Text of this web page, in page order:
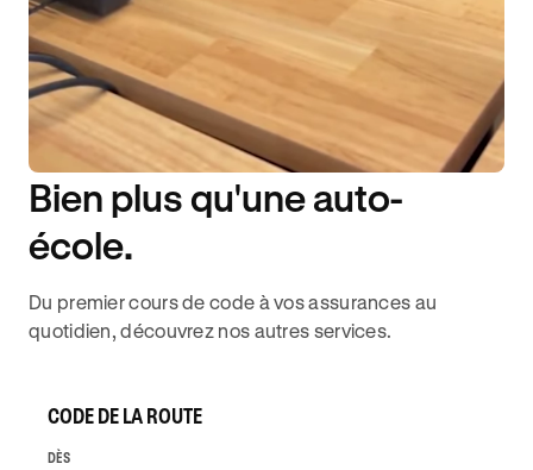
DISPONIBILITÉ 6J/7
Bien plus qu'une auto-
école.
Du premier cours de code à vos assurances au
quotidien, découvrez nos autres services.
CODE DE LA ROUTE
DÈS